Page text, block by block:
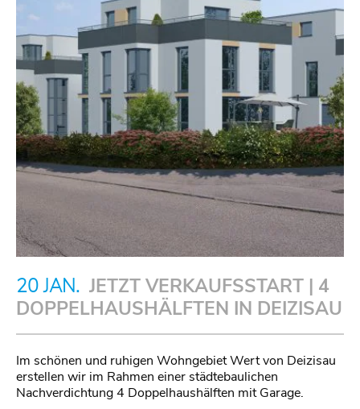
20 JAN. JETZT VERKAUFSSTART | 4
DOPPELHAUSHÄLFTEN IN DEIZISAU
Im schönen und ruhigen Wohngebiet Wert von Deizisau
erstellen wir im Rahmen einer städtebaulichen
Nachverdichtung 4 Doppelhaushälften mit Garage.